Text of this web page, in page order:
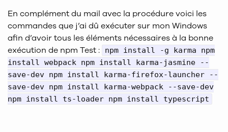
En complément du mail avec la procédure voici les
commandes que j’ai dû exécuter sur mon Windows
afin d’avoir tous les éléments nécessaires à la bonne
exécution de npm Test :
npm install -g karma npm
install webpack npm install karma-jasmine --
save-dev npm install karma-firefox-launcher --
save-dev npm install karma-webpack --save-dev
npm install ts-loader npm install typescript